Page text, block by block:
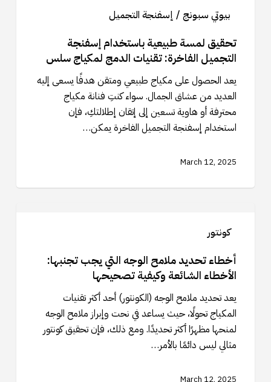
باستخدام
إسفنجة
الفاخرة:
تقنيات
الدمج
لمكياج
بيوتي سبونج / إسفنجة التجميل
تحقيق لمسة طبيعية باستخدام إسفنجة
التجميل الفاخرة: تقنيات الدمج لمكياج سلس
يعد الحصول على مكياج طبيعي ومتقن هدفًا يسعى إليه
العديد من عشاق الجمال. سواء كنتِ فنانة مكياج
محترفة أو هاوية تسعين إلى إتقان إطلالتكِ، فإن
استخدام إسفنجة التجميل الفاخرة يمكن…
March 12, 2025
تجنبها:
الأخطاء
الشائعة
وكيفية
كونتور
أخطاء تحديد ملامح الوجه التي يجب تجنبها:
الأخطاء الشائعة وكيفية تصحيحها
يعد تحديد ملامح الوجه (الكونتور) أحد أكثر تقنيات
المكياج تحولًا، حيث يساعد في نحت وإبراز ملامح الوجه
لمنحها مظهرًا أكثر تحديدًا. ومع ذلك، فإن تحقيق كونتور
مثالي ليس دائمًا بالأمر…
March 12, 2025